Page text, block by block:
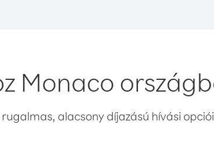
Monaco
alacsony díjazású hívási